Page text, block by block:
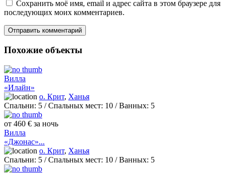
Сохранить моё имя, email и адрес сайта в этом браузере для
последующих моих комментариев.
Похожие объекты
Вилла
«Илайн»
о. Крит, Ханья
Спальни: 5 / Спальных мест: 10 /Ванных: 5
от 460 € за ночь
Вилла
«Джонас»...
о. Крит, Ханья
Спальни: 5 / Спальных мест: 10 /Ванных: 5